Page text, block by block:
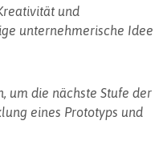
und
unternehmerische Idee
um die nächste Stufe der
eines Prototyps und